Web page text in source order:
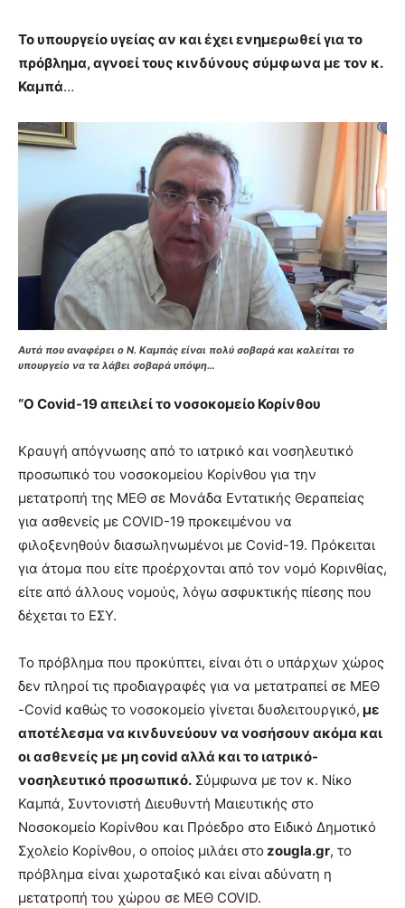
Το υπουργείο υγείας αν και έχει ενημερωθεί για το
πρόβλημα, αγνοεί τους κινδύνους σύμφωνα με τον κ.
Καμπά…
Αυτά που αναφέρει ο Ν. Καμπάς είναι πολύ σοβαρά και καλείται το
υπουργείο να τα λάβει σοβαρά υπόψη…
“Ο Covid-19 απειλεί το νοσοκομείο Κορίνθου
Κραυγή απόγνωσης από το ιατρικό και νοσηλευτικό
προσωπικό του νοσοκομείου Κορίνθου για την
μετατροπή της ΜΕΘ σε Μονάδα Εντατικής Θεραπείας
για ασθενείς με COVID-19 προκειμένου να
φιλοξενηθούν διασωληνωμένοι με Covid-19. Πρόκειται
για άτομα που είτε προέρχονται από τον νομό Κορινθίας,
είτε από άλλους νομούς, λόγω ασφυκτικής πίεσης που
δέχεται το ΕΣΥ.
Το πρόβλημα που προκύπτει, είναι ότι ο υπάρχων χώρος
δεν πληροί τις προδιαγραφές για να μετατραπεί σε ΜΕΘ
-Covid καθώς το νοσοκομείο γίνεται δυσλειτουργικό, με
αποτέλεσμα να κινδυνεύουν να νοσήσουν ακόμα και
οι ασθενείς με μη covid αλλά και το ιατρικό-
νοσηλευτικό προσωπικό. Σύμφωνα με τον κ. Νίκο
Καμπά, Συντονιστή Διευθυντή Μαιευτικής στο
Νοσοκομείο Κορίνθου και Πρόεδρο στο Ειδικό Δημοτικό
Σχολείο Κορίνθου, ο οποίος μιλάει στο zougla.gr, το
πρόβλημα είναι χωροταξικό και είναι αδύνατη η
μετατροπή του χώρου σε ΜΕΘ COVID.